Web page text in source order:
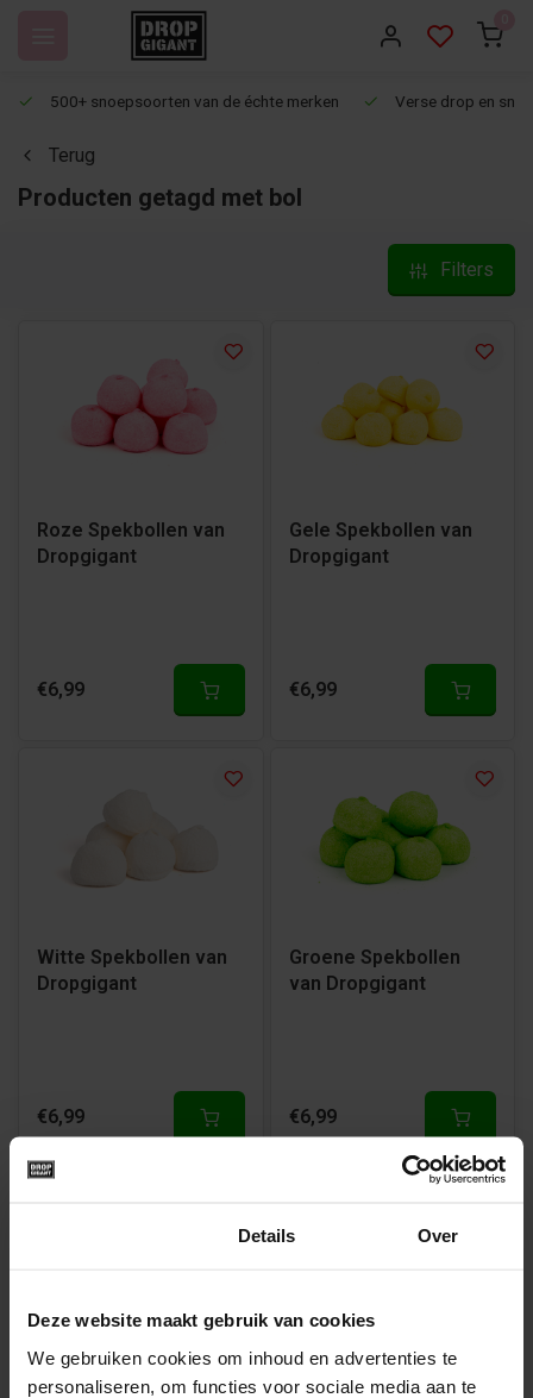
Details Over
Deze website maakt gebruik van cookies
We gebruiken cookies om inhoud en advertenties te
personaliseren, om functies voor sociale media aan te
500+ snoepsoorten van de échte merken Verse drop en
Terug
Producten getagd met bol
Filters
Roze Spekbollen van
Dropgigant
€6,99
Gele Spekbollen van
Dropgigant
€6,99
Witte Spekbollen van
Dropgigant
€6,99
Groene Spekbollen
van Dropgigant
€6,99
Oranje Spekbollen van